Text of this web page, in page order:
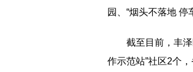
园、“烟头不落地 停
截至目前，丰
作示范站”社区2个